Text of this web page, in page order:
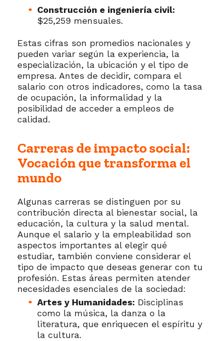
Construcción e ingeniería civil:
$25,259 mensuales.
Estas cifras son promedios nacionales y
pueden variar según la experiencia, la
especialización, la ubicación y el tipo de
empresa. Antes de decidir, compara el
salario con otros indicadores, como la tasa
de ocupación, la informalidad y la
posibilidad de acceder a empleos de
calidad.
Carreras de impacto social:
Vocación que transforma el
mundo
Algunas carreras se distinguen por su
contribución directa al bienestar social, la
educación, la cultura y la salud mental.
Aunque el salario y la empleabilidad son
aspectos importantes al elegir qué
estudiar, también conviene considerar el
tipo de impacto que deseas generar con tu
profesión. Estas áreas permiten atender
necesidades esenciales de la sociedad:
Artes y Humanidades: Disciplinas
como la música, la danza o la
literatura, que enriquecen el espíritu y
la cultura.